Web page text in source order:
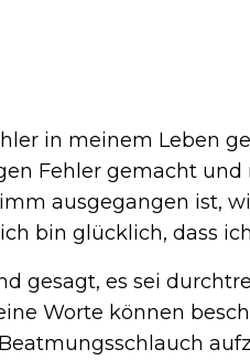
in meinem Leben
Fehler gemacht
ausgegangen ist,
bin glücklich, dass
gesagt, es sei
Worte können